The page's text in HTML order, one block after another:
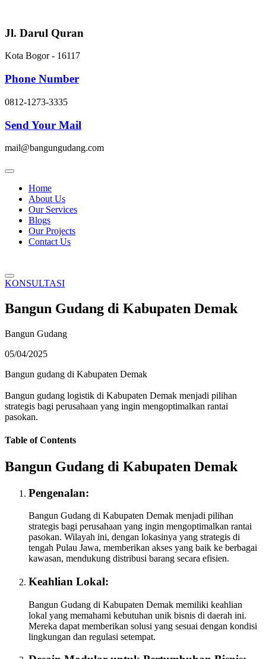
content
Jl. Darul Quran
Kota Bogor - 16117
Phone Number
0812-1273-3335
Send Your Mail
mail@bangungudang.com
Home
About Us
Our Services
Blogs
Our Projects
Contact Us
KONSULTASI
Bangun Gudang di Kabupaten Demak
Bangun Gudang
05/04/2025
Bangun gudang di Kabupaten Demak
Bangun gudang logistik di Kabupaten Demak menjadi pilihan
strategis bagi perusahaan yang ingin mengoptimalkan rantai
pasokan.
Table of Contents
Bangun Gudang di Kabupaten Demak
Pengenalan:
Bangun Gudang di Kabupaten Demak menjadi pilihan
strategis bagi perusahaan yang ingin mengoptimalkan rantai
pasokan. Wilayah ini, dengan lokasinya yang strategis di
tengah Pulau Jawa, memberikan akses yang baik ke berbagai
kawasan, mendukung distribusi barang secara efisien.
Keahlian Lokal:
Bangun Gudang di Kabupaten Demak memiliki keahlian
lokal yang memahami kebutuhan unik bisnis di daerah ini.
Mereka dapat memberikan solusi yang sesuai dengan kondisi
lingkungan dan regulasi setempat.